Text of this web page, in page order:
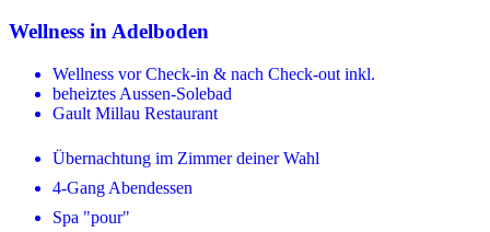
Wellness in Adelboden
Wellness vor Check-in & nach Check-out inkl.
beheiztes Aussen-Solebad
Gault Millau Restaurant
Übernachtung im Zimmer deiner Wahl
4-Gang Abendessen
Spa "pour"